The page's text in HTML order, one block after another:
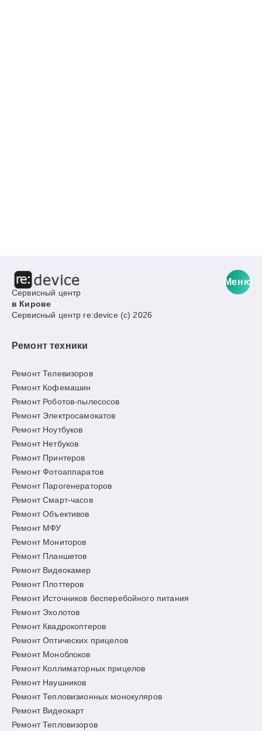
Сервисный центр
в Кирове
Меню
Сервисный центр re:device (c) 2026
Ремонт техники
Ремонт Телевизоров
Ремонт Кофемашин
Ремонт Роботов-пылесосов
Ремонт Электросамокатов
Ремонт Ноутбуков
Ремонт Нетбуков
Ремонт Принтеров
Ремонт Фотоаппаратов
Ремонт Парогенераторов
Ремонт Смарт-часов
Ремонт Объективов
Ремонт МФУ
Ремонт Мониторов
Ремонт Планшетов
Ремонт Видеокамер
Ремонт Плоттеров
Ремонт Источников бесперебойного питания
Ремонт Эхолотов
Ремонт Квадрокоптеров
Ремонт Оптических прицелов
Ремонт Моноблоков
Ремонт Коллиматорных прицелов
Ремонт Наушников
Ремонт Тепловизионных монокуляров
Ремонт Видеокарт
Ремонт Тепловизоров